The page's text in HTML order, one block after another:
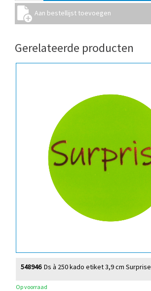
Gerelateerde producten
Ds à 250 kado etiket 3,9 cm Surprise
548946
Op voorraad